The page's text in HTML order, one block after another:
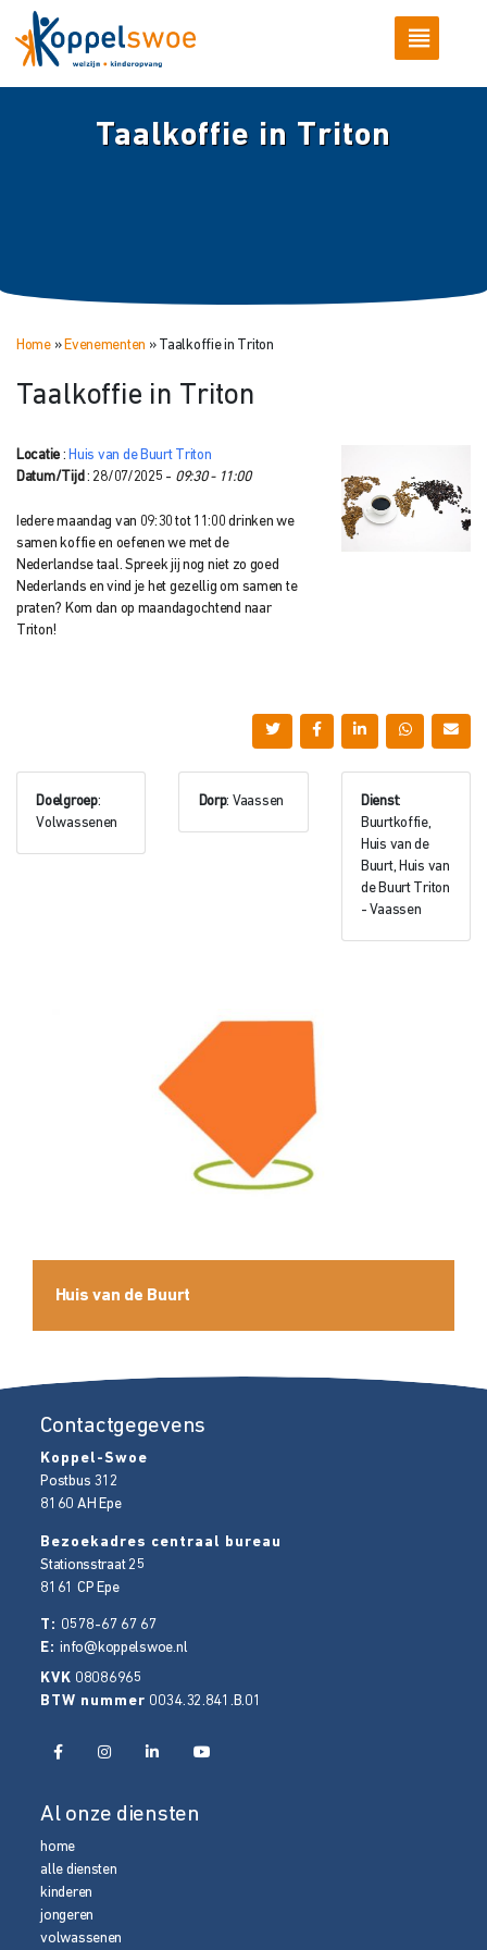
Taalkoffie in Triton
Home» Evenementen » Taalkoffie in Triton
Taalkoffie in Triton
Locatie : Huis van de Buurt Triton
Datum/Tijd : 28/07/2025 - 09:30 - 11:00
Iedere maandag van 09:30 tot 11:00 drinken we
samen koffie en oefenen we met de
Nederlandse taal. Spreek jij nog niet zo goed
Nederlands en vind je het gezellig om samen te
praten? Kom dan op maandagochtend naar
Triton!
Doelgroep:
Volwassenen
Dorp: Vaassen Dienst:
Buurtkoffie,
Huis van de
Buurt, Huis van
de Buurt Triton
- Vaassen
Huis van de Buurt
Contactgegevens
Koppel-Swoe
Postbus 312
8160 AH Epe
Bezoekadres centraal bureau
Stationsstraat 25
8161 CP Epe
T: 0578-67 67 67
E:info@koppelswoe.nl
KVK 08086965
BTW nummer 0034.32.841.B.01
Al onze diensten
home
alle diensten
kinderen
jongeren
volwassenen